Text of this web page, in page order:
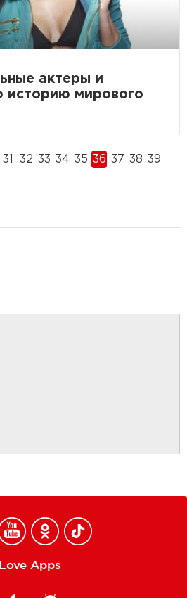
актеры и
историю мирового
31 32 33 34 35 36 37 38 39
Love Apps